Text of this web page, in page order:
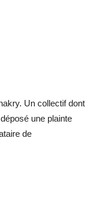
Un collectif dont
une plainte
de